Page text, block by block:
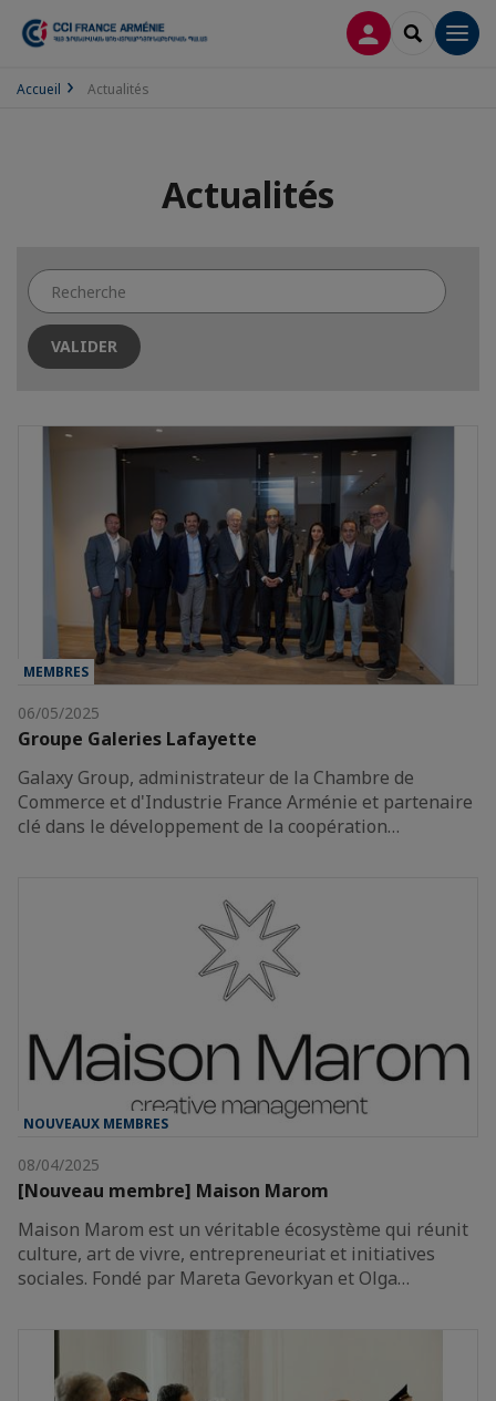
CONNEXION
Accueil Actualités
Actualités
MEMBRES
06/05/2025
Groupe Galeries Lafayette
Galaxy Group, administrateur de la Chambre de
Commerce et d'Industrie France Arménie et partenaire
clé dans le développement de la coopération…
NOUVEAUX MEMBRES
08/04/2025
[Nouveau membre] Maison Marom
Maison Marom est un véritable écosystème qui réunit
culture, art de vivre, entrepreneuriat et initiatives
sociales. Fondé par Mareta Gevorkyan et Olga…